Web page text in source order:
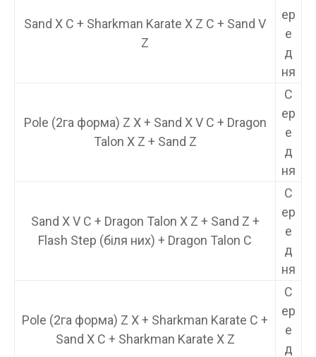
Sand X C + Sharkman Karate X Z C + Sand V
Z
ер
е
д
ня
Pole (2га форма) Z X + Sand X V C + Dragon
Talon X Z + Sand Z
С
ер
е
д
ня
Sand X V C + Dragon Talon X Z + Sand Z +
Flash Step (біля них) + Dragon Talon C
С
ер
е
д
ня
Pole (2га форма) Z X + Sharkman Karate C +
Sand X C + Sharkman Karate X Z
С
ер
е
д